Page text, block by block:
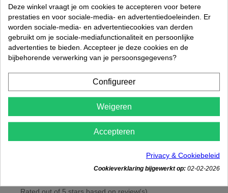
In winkelwagen
Hydrolaat Lavendel Bio Volatile 500 ml
Deze winkel vraagt je om cookies te accepteren voor betere
prestaties en voor sociale-media- en advertentiedoeleinden. Er
worden sociale-media- en advertentiecookies van derden
gebruikt om je sociale-mediafunctionaliteit en persoonlijke
advertenties te bieden. Accepteer je deze cookies en de
bijbehorende verwerking van je persoonsgegevens?
Configureer
Weigeren
Accepteren
Privacy & Cookiebeleid
Cookieverklaring bijgewerkt op: 02-02-2026